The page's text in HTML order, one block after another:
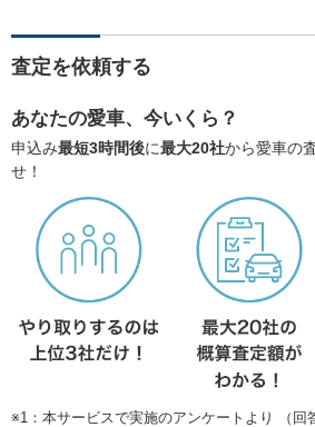
査定を依頼する
あなたの愛車、今いくら？
申込み最短3時間後に最大20社から愛車の
せ！
※1：本サービスで実施のアンケートより （回